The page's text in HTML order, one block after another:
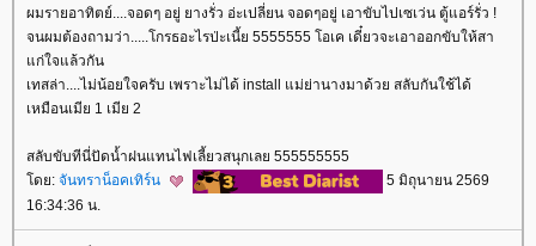
ผมรายอาทิตย์....จอดๆ อยู่ ยางรั่ว อ่ะเปลี่ยน จอดๆอยู่ เอาขับไปเซเว่น ตู้แอร์รั่ว !
จนผมต้องถามว่า.....โกรธอะไรป่ะเนี้ย 5555555 โอเค เดี๋ยวจะเอาออกขับให้สา
ก่ใจแล้วกัน
เทสล่า....ไม่น้อยใจครับ เพราะไม่ได้ install แม่ย่านางมาด้วย สลับกันใช้ได้
เหมือนเมีย 1 เมีย 2
สลับขับทีนี่ปัดน้ำฝนแทนไฟเลี้ยวสนุกเลย 555555555
ดย: จันทราน็อคเทิร์น
5 มิถุนายน 2569
16:34:36 น.